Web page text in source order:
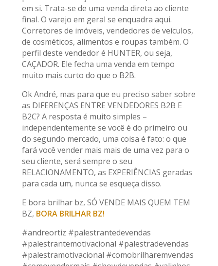
em si. Trata-se de uma venda direta ao cliente
final. O varejo em geral se enquadra aqui.
Corretores de imóveis, vendedores de veículos,
de cosméticos, alimentos e roupas também. O
perfil deste vendedor é HUNTER, ou seja,
CAÇADOR. Ele fecha uma venda em tempo
muito mais curto do que o B2B.
Ok André, mas para que eu preciso saber sobre
as DIFERENÇAS ENTRE VENDEDORES B2B E
B2C? A resposta é muito simples –
independentemente se você é do primeiro ou
do segundo mercado, uma coisa é fato: o que
fará você vender mais mais de uma vez para o
seu cliente, será sempre o seu
RELACIONAMENTO, as EXPERIÊNCIAS geradas
para cada um, nunca se esqueça disso.
E bora brilhar bz, SÓ VENDE MAIS QUEM TEM
BZ, BORA BRILHAR BZ!
#andreortiz #palestrantedevendas
#palestrantemotivacional #palestradevendas
#palestramotivacional #comobrilharemvendas